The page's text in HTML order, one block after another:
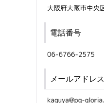
電話番号
メールアドレス